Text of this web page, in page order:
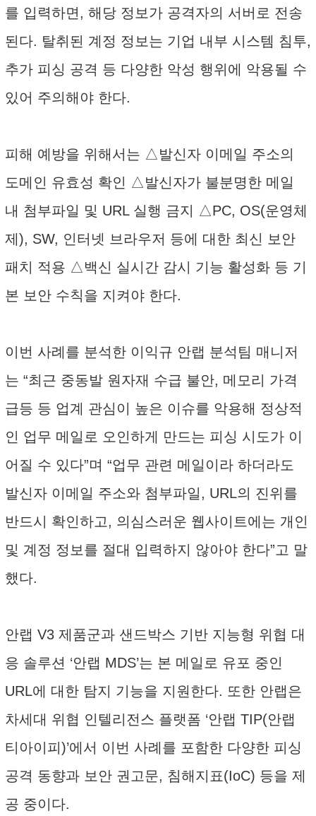
를 입력하면, 해당 정보가 공격자의 서버로 전송
된다. 탈취된 계정 정보는 기업 내부 시스템 침투,
추가 피싱 공격 등 다양한 악성 행위에 악용될 수
있어 주의해야 한다.
피해 예방을 위해서는 △발신자 이메일 주소의
도메인 유효성 확인 △발신자가 불분명한 메일
내 첨부파일 및 URL 실행 금지 △PC, OS(운영체
제), SW, 인터넷 브라우저 등에 대한 최신 보안
패치 적용 △백신 실시간 감시 기능 활성화 등 기
본 보안 수칙을 지켜야 한다.
이번 사례를 분석한 이익규 안랩 분석팀 매니저
는 “최근 중동발 원자재 수급 불안, 메모리 가격
급등 등 업계 관심이 높은 이슈를 악용해 정상적
인 업무 메일로 오인하게 만드는 피싱 시도가 이
어질 수 있다”며 “업무 관련 메일이라 하더라도
발신자 이메일 주소와 첨부파일, URL의 진위를
반드시 확인하고, 의심스러운 웹사이트에는 개인
및 계정 정보를 절대 입력하지 않아야 한다”고 말
했다.
안랩 V3 제품군과 샌드박스 기반 지능형 위협 대
응 솔루션 ‘안랩 MDS’는 본 메일로 유포 중인
URL에 대한 탐지 기능을 지원한다. 또한 안랩은
차세대 위협 인텔리전스 플랫폼 ‘안랩 TIP(안랩
티아이피)’에서 이번 사례를 포함한 다양한 피싱
공격 동향과 보안 권고문, 침해지표(IoC) 등을 제
공 중이다.